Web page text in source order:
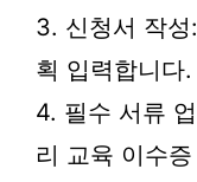
3. 신청서 작
획 입력합니다.
4. 필수 서류
리 교육 이수증